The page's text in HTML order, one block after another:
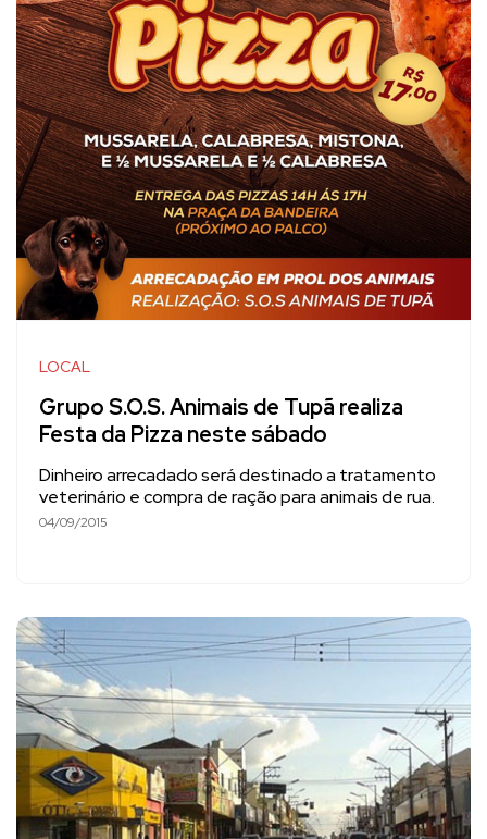
LOCAL
Grupo S.O.S. Animais de Tupã realiza
Festa da Pizza neste sábado
Dinheiro arrecadado será destinado a tratamento
veterinário e compra de ração para animais de rua.
04/09/2015